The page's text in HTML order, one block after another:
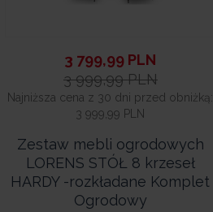
3 799,99 PLN
3 999,99 PLN
Najniższa cena z 30 dni przed obniżką:
3 999,99 PLN
Zestaw mebli ogrodowych
LORENS STÓŁ 8 krzeseł
HARDY -rozkładane Komplet
Ogrodowy